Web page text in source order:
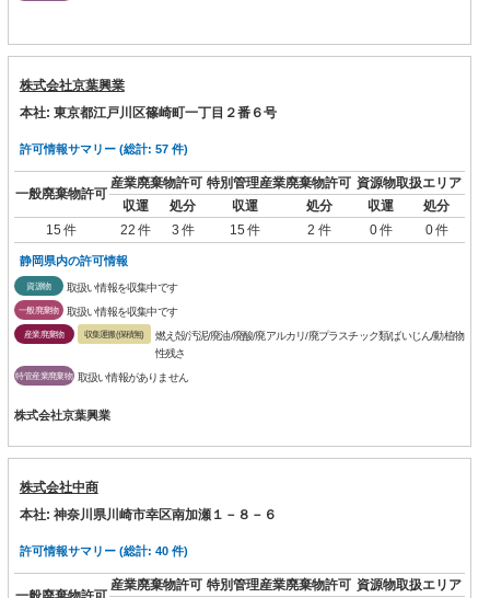
株式会社京葉興業
本社: 東京都江戸川区篠崎町一丁目２番６号
許可情報サマリー (総計: 57 件)
一般廃棄物許可
産業廃棄物許可 特別管理産業廃棄物許可 資源物取扱エリア
収運
処分 収運 処分 収運
処分
15 件
22 件 3 件 15 件 2 件 0 件 0 件
静岡県内の許可情報
資源物 取扱い情報を収集中です
一般廃棄物 取扱い情報を収集中です
産業廃棄物 収集運搬(保積無)
燃え殻/汚泥/廃油/廃酸/廃アルカリ/廃プラスチック類/ばいじん/動植物
性残さ
特管産業廃棄物 取扱い情報がありません
株式会社京葉興業
株式会社中商
本社: 神奈川県川崎市幸区南加瀬１－８－６
許可情報サマリー (総計: 40 件)
産業廃棄物許可 特別管理産業廃棄物許可 資源物取扱エリア